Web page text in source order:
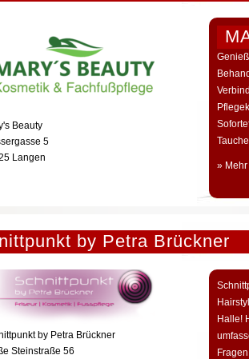
Beauty
5
Langen
»
by Petra Brückner
by Petra Brückner
Steinstraße 56
Halle!